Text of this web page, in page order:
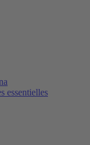
essentielles